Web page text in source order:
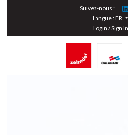
Suivez-nous :
Langue :FR
Login / Sign In
Cookies management panel